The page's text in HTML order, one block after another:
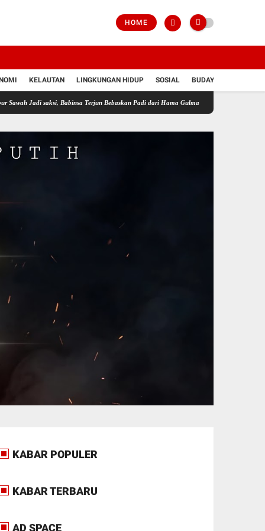
HOME
KELAUTAN LINGKUNGAN HIDUP SOSIAL BUDAYA
saksi, Babinsa Terjun Bebaskan Padi dari Hama Gulma Perkuat Ketahanan
KABAR POPULER
KABAR TERBARU
AD SPACE